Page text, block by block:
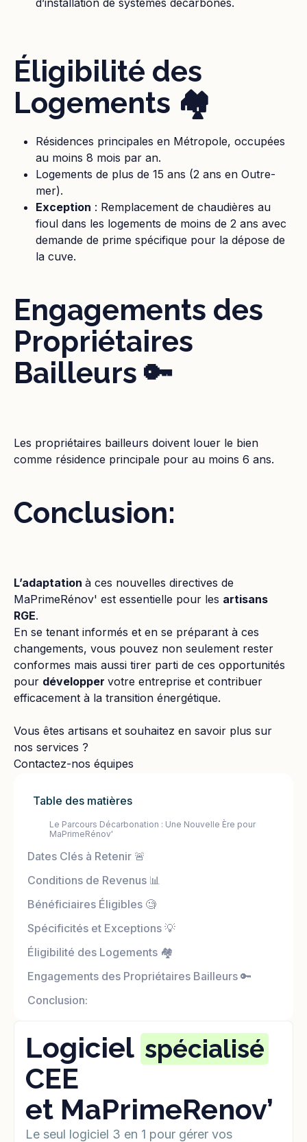
d’installation de systèmes décarbonés.
Éligibilité des
Logements 🏘️
Résidences principales en Métropole, occupées
au moins 8 mois par an.
Logements de plus de 15 ans (2 ans en Outre-
mer).
Exception : Remplacement de chaudières au
fioul dans les logements de moins de 2 ans avec
demande de prime spécifique pour la dépose de
la cuve.
Engagements des
Propriétaires
Bailleurs 🔑
Les propriétaires bailleurs doivent louer le bien
comme résidence principale pour au moins 6 ans.
Conclusion:
L’adaptation à ces nouvelles directives de
MaPrimeRénov' est essentielle pour les artisans
RGE.
En se tenant informés et en se préparant à ces
changements, vous pouvez non seulement rester
conformes mais aussi tirer parti de ces opportunités
pour développer votre entreprise et contribuer
efficacement à la transition énergétique.
Vous êtes artisans et souhaitez en savoir plus sur
nos services ?
Contactez-nos équipes
Table des matières
Le Parcours Décarbonation : Une Nouvelle Ère pour
MaPrimeRénov'‍
Dates Clés à Retenir 🚨
Conditions de Revenus 📊‍
Bénéficiaires Éligibles 🧐‍
Spécificités et Exceptions 💡
Éligibilité des Logements 🏘️
Engagements des Propriétaires Bailleurs 🔑‍
Conclusion: ‍
Logiciel spécialisé
CEE
et MaPrimeRenov’
Le seul logiciel 3 en 1 pour gérer vos